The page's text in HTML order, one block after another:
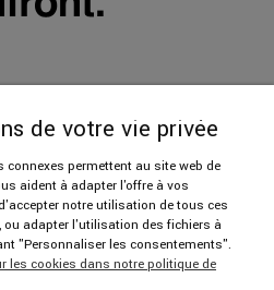
402 112
de votre vie privée
permettent au site web de
aident à adapter l'offre à vos
notre utilisation de tous ces
adapter l'utilisation des fichiers à
"Personnaliser les consentements".
les cookies dans notre politique de